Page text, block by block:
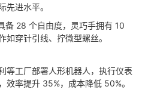
先进水平。
备 28 个自由度，灵巧手拥有 10
如穿针引线、拧微型螺丝。
等工厂部署人形机器人，执行仪表
效率提升 35%，成本降低 50%。